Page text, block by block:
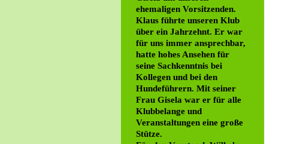
ehemaligen Vorsitzenden.
Klaus führte unseren Klub
über ein Jahrzehnt. Er war
für uns immer ansprechbar,
hatte hohes Ansehen für
seine Sachkenntnis bei
Kollegen und bei den
Hundeführern. Mit seiner
Frau Gisela war er für alle
Klubbelange und
Veranstaltungen eine große
Stütze.